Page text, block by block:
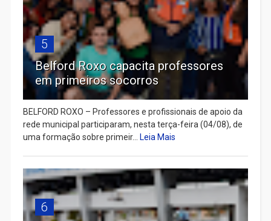
5
Belford Roxo capacita professores
em primeiros socorros
BELFORD ROXO – Professores e profissionais de apoio da
rede municipal participaram, nesta terça-feira (04/08), de
uma formação sobre primeir... Leia Mais
6